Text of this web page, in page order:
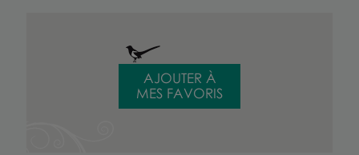
AJOUTER À
MES FAVORIS